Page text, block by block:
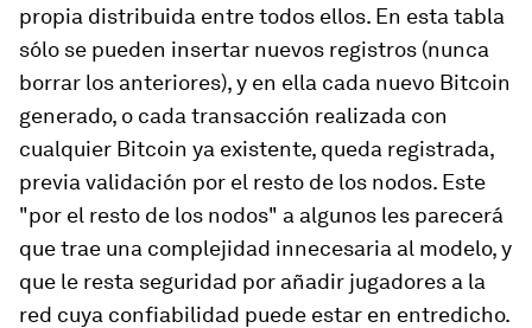
propia distribuida entre todos ellos. En esta tabla
sólo se pueden insertar nuevos registros (nunca
borrar los anteriores), y en ella cada nuevo Bitcoin
generado, o cada transacción realizada con
cualquier Bitcoin ya existente, queda registrada,
previa validación por el resto de los nodos. Este
"por el resto de los nodos" a algunos les parecerá
que trae una complejidad innecesaria al modelo, y
que le resta seguridad por añadir jugadores a la
red cuya confiabilidad puede estar en entredicho.